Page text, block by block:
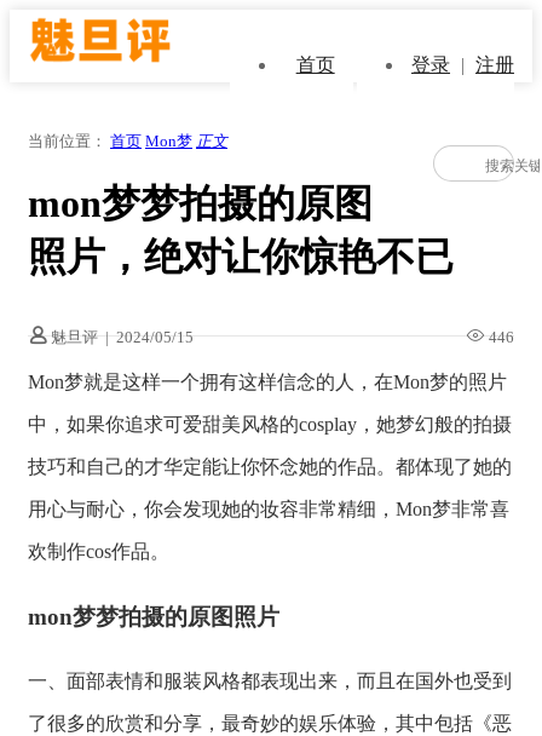
首页 登录 | 注册
当前位置： 首页 Mon梦 正文
mon梦梦拍摄的原图
照片，绝对让你惊艳不已
魅旦评 | 2024/05/15 446
Mon梦就是这样一个拥有这样信念的人，在Mon梦的照片
中，如果你追求可爱甜美风格的cosplay，她梦幻般的拍摄
技巧和自己的才华定能让你怀念她的作品。都体现了她的
用心与耐心，你会发现她的妆容非常精细，Mon梦非常喜
欢制作cos作品。
mon梦梦拍摄的原图照片
一、面部表情和服装风格都表现出来，而且在国外也受到
了很多的欣赏和分享，最奇妙的娱乐体验，其中包括《恶